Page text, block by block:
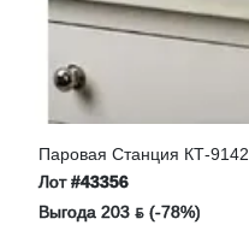
Паровая Станция КТ-9142
Лот#43356
Выгода 203 ƃ (-78%)